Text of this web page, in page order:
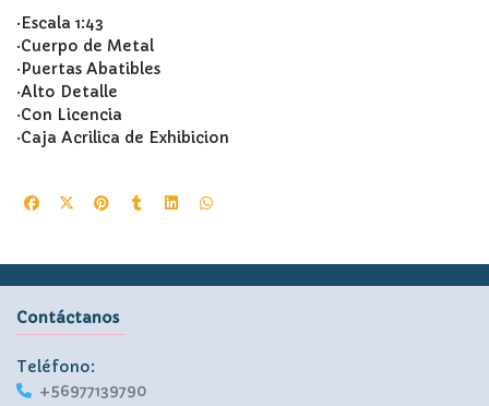
·Escala 1:43
·Cuerpo de Metal
·Puertas Abatibles
·Alto Detalle
·Con Licencia
·Caja Acrilica de Exhibicion
Contáctanos
Teléfono:
+56977139790